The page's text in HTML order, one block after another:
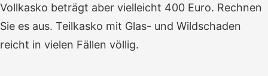
Vollkasko beträgt aber vielleicht 400 Euro. Rechnen
Sie es aus. Teilkasko mit Glas- und Wildschaden
reicht in vielen Fällen völlig.